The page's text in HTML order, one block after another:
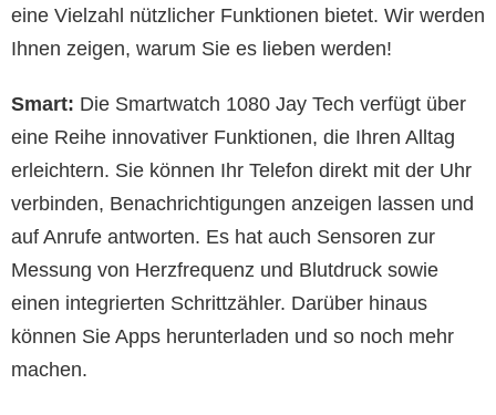
eine Vielzahl nützlicher Funktionen bietet. Wir werden
Ihnen zeigen, warum Sie es lieben werden!
Smart: Die Smartwatch 1080 Jay Tech verfügt über
eine Reihe innovativer Funktionen, die Ihren Alltag
erleichtern. Sie können Ihr Telefon direkt mit der Uhr
verbinden, Benachrichtigungen anzeigen lassen und
auf Anrufe antworten. Es hat auch Sensoren zur
Messung von Herzfrequenz und Blutdruck sowie
einen integrierten Schrittzähler. Darüber hinaus
können Sie Apps herunterladen und so noch mehr
machen.